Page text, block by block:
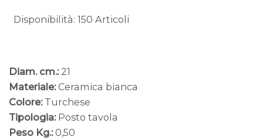
Disponibilità: 150 Articoli
Diam. cm.: 21
Materiale: Ceramica bianca
Colore: Turchese
Tipologia: Posto tavola
Peso Kg.: 0,50